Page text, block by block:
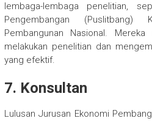
lembaga-lembaga penelitian,
Pengembangan (Puslitbang)
Pembangunan Nasional.
melakukan penelitian dan
yang efektif.
7. Konsultan
Lulusan Jurusan Ekonomi